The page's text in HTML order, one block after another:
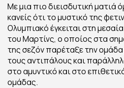
Με μια πιο διεισδυτική ματιά
κανείς ότι το μυστικό της
Ολυμπιακό έγκειται στη
του Μαρτίνς, ο οποίος στα
της σεζόν παρέταξε την
τους αντιπάλους και
στο αμυντικό και στο
ομάδας.